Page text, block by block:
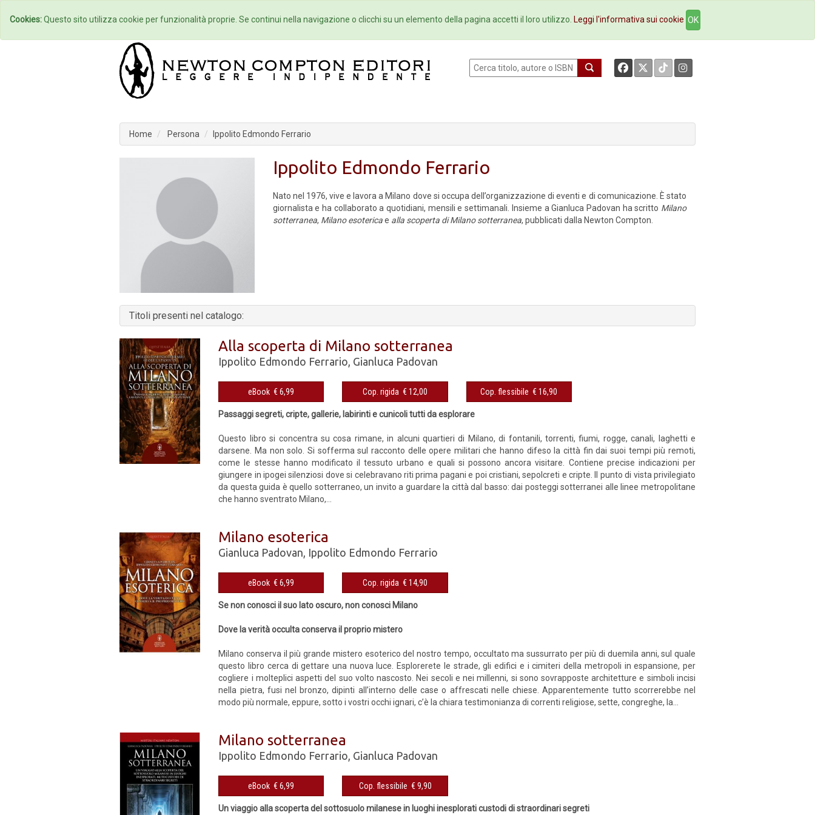
Home Autori Eventi Collane Newsletter Ebookstore Contatti
Home Persona Ippolito Edmondo Ferrario
Ippolito Edmondo Ferrario
Nato nel 1976, vive e lavora a Milano dove si occupa dell’organizzazione di eventi e di comunicazione. È stato
giornalista e ha collaborato a quotidiani, mensili e settimanali. Insieme a Gianluca Padovan ha scritto Milano
sotterranea, Milano esotericae alla scoperta di Milano sotterranea, pubblicati dalla Newton Compton.
Titoli presenti nel catalogo:
Alla scoperta di Milano sotterranea
Ippolito Edmondo Ferrario Gianluca Padovan
eBook € 6,99 Cop. rigida € 12,00 Cop. flessibile € 16,90
Passaggi segreti, cripte, gallerie, labirinti e cunicoli tutti da esplorare
Questo libro si concentra su cosa rimane, in alcuni quartieri di Milano, di fontanili, torrenti, fiumi, rogge, canali, laghetti e
darsene. Ma non solo. Si sofferma sul racconto delle opere militari che hanno difeso la città fin dai suoi tempi più remoti,
come le stesse hanno modificato il tessuto urbano e quali si possono ancora visitare. Contiene precise indicazioni per
giungere in ipogei silenziosi dove si celebravano riti prima pagani e poi cristiani, sepolcreti e cripte. Il punto di vista privilegiato
da questa guida è quello sotterraneo, un invito a guardare la città dal basso: dai posteggi sotterranei alle linee metropolitane
che hanno sventrato Milano,...
Milano esoterica
Gianluca Padovan Ippolito Edmondo Ferrario
eBook € 6,99 Cop. rigida € 14,90
Se non conosci il suo lato oscuro, non conosci Milano
Dove la verità occulta conserva il proprio mistero
Milano conserva il più grande mistero esoterico del nostro tempo, occultato ma sussurrato per più di duemila anni, sul quale
questo libro cerca di gettare una nuova luce. Esplorerete le strade, gli edifici e i cimiteri della metropoli in espansione, per
cogliere i molteplici aspetti del suo volto nascosto. Nei secoli e nei millenni, si sono sovrapposte architetture e simboli incisi
nella pietra, fusi nel bronzo, dipinti all’interno delle case o affrescati nelle chiese. Apparentemente tutto scorrerebbe nel
modo più normale, eppure, sotto i vostri occhi ignari, c’è la chiara testimonianza di correnti religiose, sette, congreghe, la...
Milano sotterranea
Ippolito Edmondo Ferrario Gianluca Padovan
eBook € 6,99 Cop. flessibile € 9,90
Un viaggio alla scoperta del sottosuolo milanese in luoghi inesplorati custodi di straordinari segreti
Cookies:Questo sito utilizza cookie per funzionalità proprie. Se continui nella navigazione o clicchi su un elemento della pagina accetti il loro utilizzo. Leggi l'informativa sui cookie OK